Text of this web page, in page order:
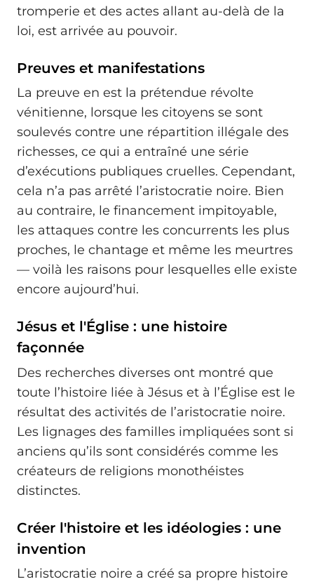
tromperie et des actes allant au-delà de la
loi, est arrivée au pouvoir.
Preuves et manifestations
La preuve en est la prétendue révolte
vénitienne, lorsque les citoyens se sont
soulevés contre une répartition illégale des
richesses, ce qui a entraîné une série
d’exécutions publiques cruelles. Cependant,
cela n’a pas arrêté l’aristocratie noire. Bien
au contraire, le financement impitoyable,
les attaques contre les concurrents les plus
proches, le chantage et même les meurtres
— voilà les raisons pour lesquelles elle existe
encore aujourd’hui.
Jésus et l'Église : une histoire
façonnée
Des recherches diverses ont montré que
toute l’histoire liée à Jésus et à l’Église est le
résultat des activités de l’aristocratie noire.
Les lignages des familles impliquées sont si
anciens qu’ils sont considérés comme les
créateurs de religions monothéistes
distinctes.
Créer l'histoire et les idéologies : une
invention
L’aristocratie noire a créé sa propre histoire